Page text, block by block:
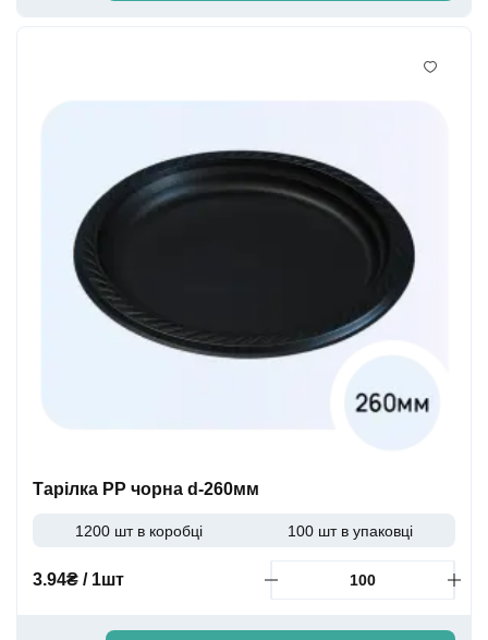
Тарілка PP чорна d-260мм
1200 шт в коробці 100 шт в упаковці
3.94₴ / 1шт